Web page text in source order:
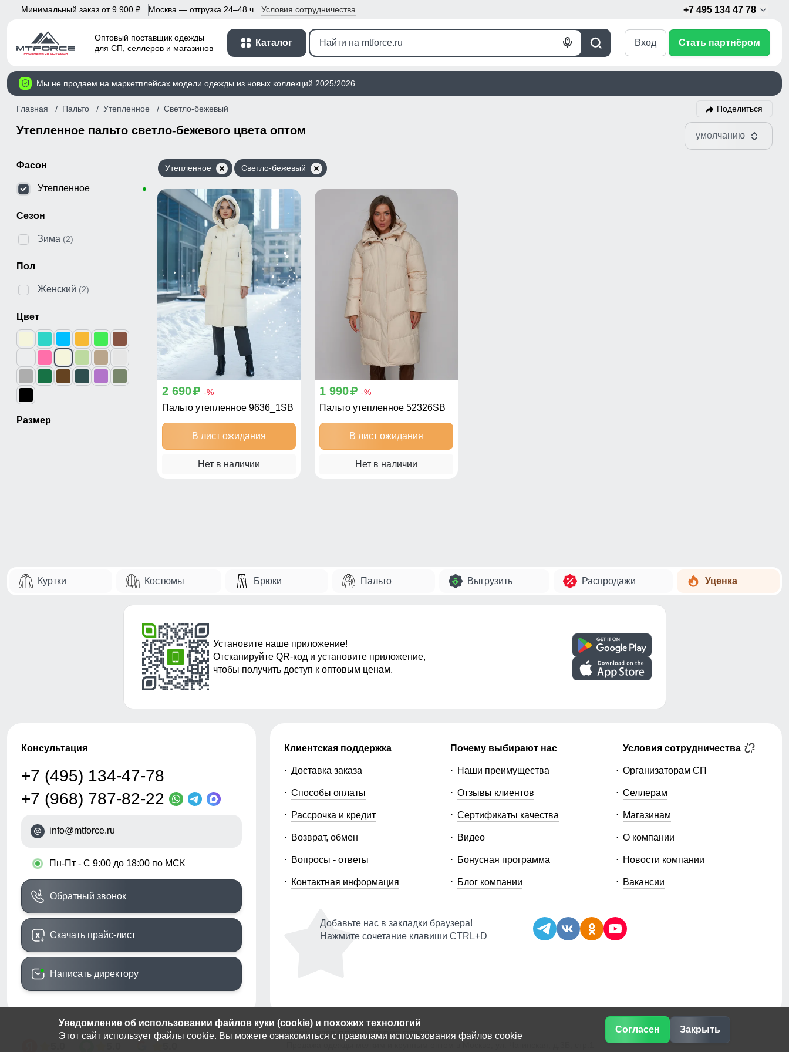
Уведомление об использовании файлов куки (cookie) и похожих технологий
Этот сайт использует файлы cookie. Вы можете ознакомиться с правилами использования файлов cookie
Согласен Закрыть
Минимальный заказ от 9 900 p Москва — отгрузка 24–48 ч Условия сотрудничества +7 495 134 47 78
Оптовый поставщик одежды
для СП, селлеров и магазинов
Каталог
Поиск
Голосовой
Вход Стать партнёром
Мы не продаем на маркетплейсах модели одежды из новых коллекций 2025/2026
Главная Пальто Утепленное Светло-бежевый Поделиться
Утепленное пальто светло-бежевого цвета оптом умолчанию
Фасон
Утепленное
Сезон
Зима (2)
Пол
Женский (2)
Цвет
Размер
Утепленное Светло-бежевый
2 690p -%
Пальто утепленное 9636_1SB
В лист ожидания
Нет в наличии
1 990p -%
Пальто утепленное 52326SB
В лист ожидания
Нет в наличии
Куртки Костюмы Брюки Пальто Выгрузить Распродажи Уценка
Установите наше приложение!
Отсканируйте QR-код и установите приложение,
чтобы получить доступ к оптовым ценам.
Консультация
+7 (495) 134-47-78
+7 (968) 787-82-22
info@mtforce.ru
• Пн-Пт - С 9:00 до 18:00 по МСК
Обратный звонок
Скачать прайс-лист
Написать директору
Клиентская поддержка
Доставка заказа
Способы оплаты
Рассрочка и кредит
Возврат, обмен
Вопросы - ответы
Контактная информация
Почему выбирают нас
Наши преимущества
Отзывы клиентов
Сертификаты качества
Видео
Бонусная программа
Блог компании
Условия сотрудничества
Организаторам СП
Селлерам
Магазинам
О компании
Новости компании
Вакансии
Добавьте нас в закладки браузера!
Нажмите сочетание клавиши CTRL+D
© 2014-2026 ООО «МТФОРС ПЛЮС»